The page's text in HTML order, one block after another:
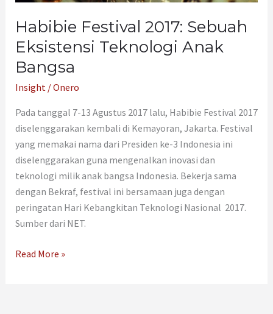
Habibie Festival 2017: Sebuah
Eksistensi Teknologi Anak
Bangsa
Insight/Onero
Pada tanggal 7-13 Agustus 2017 lalu, Habibie Festival 2017
diselenggarakan kembali di Kemayoran, Jakarta. Festival
yang memakai nama dari Presiden ke-3 Indonesia ini
diselenggarakan guna mengenalkan inovasi dan
teknologi milik anak bangsa Indonesia. Bekerja sama
dengan Bekraf, festival ini bersamaan juga dengan
peringatan Hari Kebangkitan Teknologi Nasional 2017.
Sumber dari NET.
Teknologi
Anak
Bangsa
Read More »